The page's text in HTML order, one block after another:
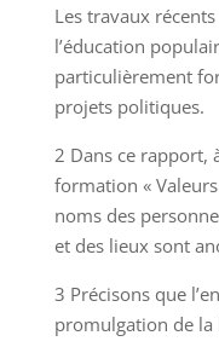
Les travaux
l’éducation
particulièrement
projets politiques.
2 Dans ce rapport,
formation «
noms des
et des lieux sont
3 Précisons que
promulgation de